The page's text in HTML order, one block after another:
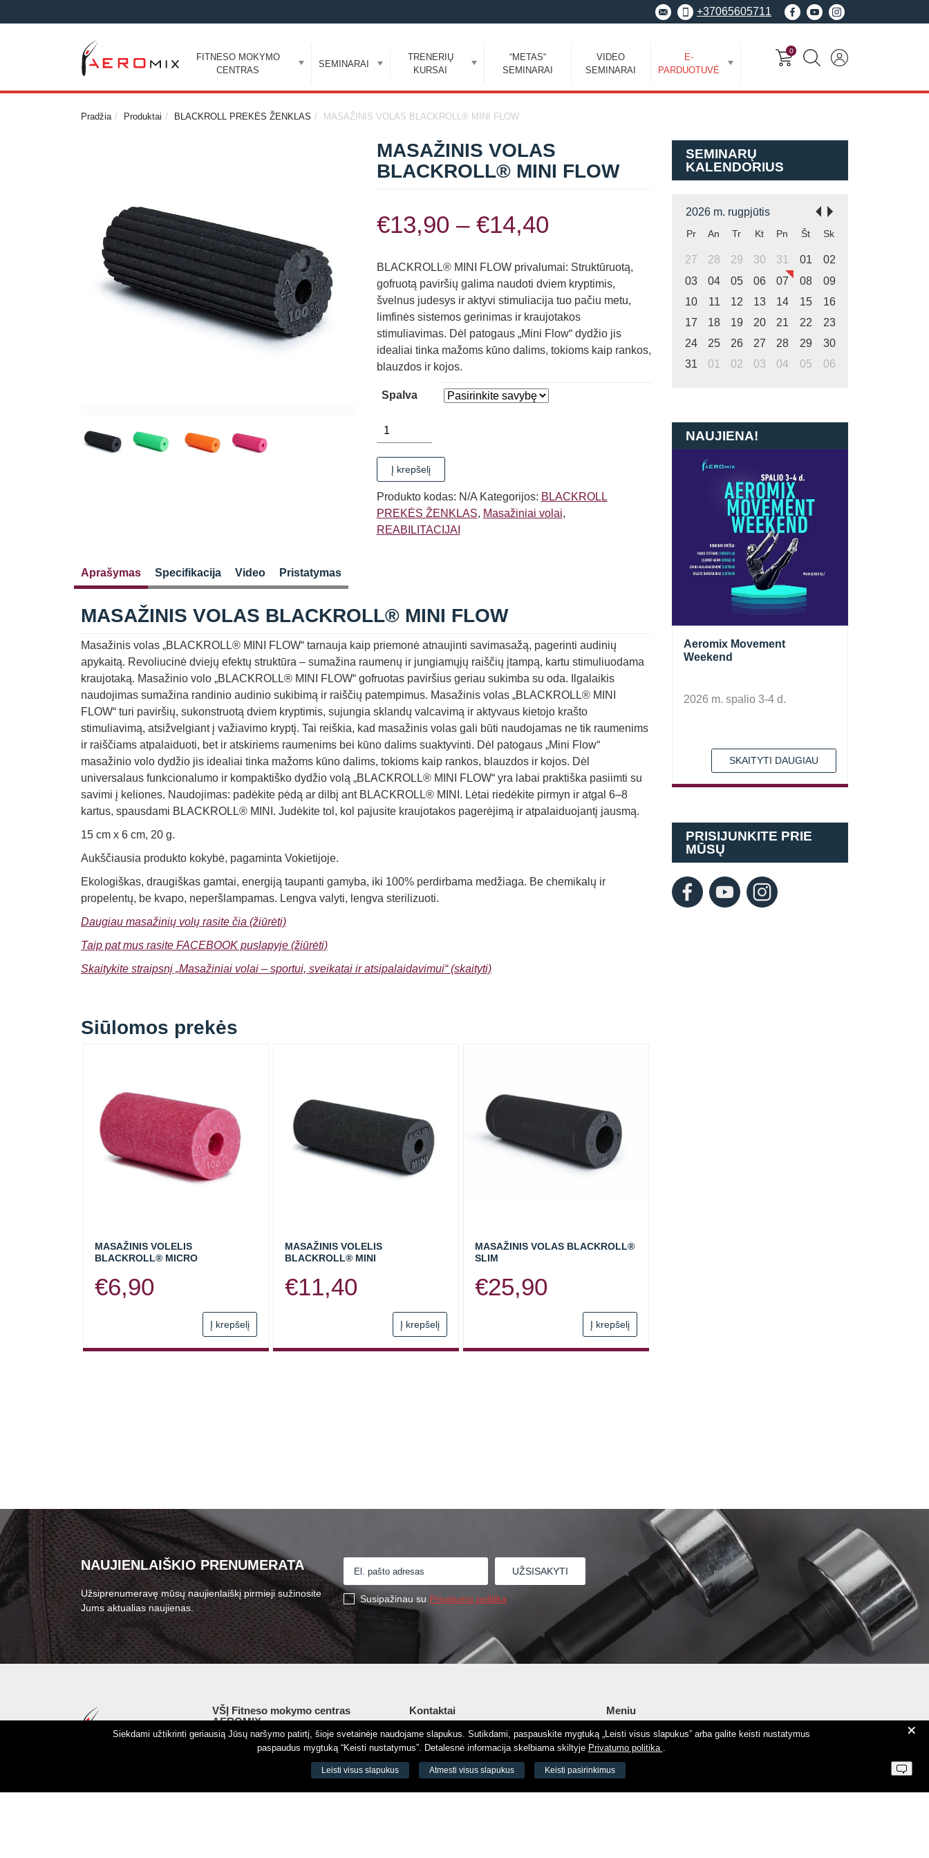
+37065605711
FITNESO MOKYMO
CENTRAS
SEMINARAI
TRENERIŲ
KURSAI
“METAS“
SEMINARAI
VIDEO
SEMINARAI
E-
PARDUOTUVĖ
0
Pradžia Produktai BLACKROLL PREKĖS ŽENKLAS MASAŽINIS VOLAS BLACKROLL® MINI FLOW
MASAŽINIS VOLAS
BLACKROLL® MINI FLOW
€13,90 – €14,40Price
range:
€13,90
through
BLACKROLL® MINI FLOW privalumai: Struktūruotą,
gofruotą paviršių galima naudoti dviem kryptimis,
švelnus judesys ir aktyvi stimuliacija tuo pačiu metu,
limfinės sistemos gerinimas ir kraujotakos
stimuliavimas. Dėl patogaus „Mini Flow“ dydžio jis
idealiai tinka mažoms kūno dalims, tokioms kaip rankos,
blauzdos ir kojos.
Spalva
produkto
kiekis:
MASAŽINIS
VOLAS
BLACKROLL®
MINI
FLOW
Į krepšelį
Produkto kodas: N/A Kategorijos: BLACKROLL
PREKĖS ŽENKLAS, Masažiniai volai,
REABILITACIJAI
Aprašymas Specifikacija Video Pristatymas
MASAŽINIS VOLAS BLACKROLL® MINI FLOW
Masažinis volas „BLACKROLL® MINI FLOW“ tarnauja kaip priemonė atnaujinti savimasažą, pagerinti audinių
apykaitą. Revoliucinė dviejų efektų struktūra – sumažina raumenų ir jungiamųjų raiščių įtampą, kartu stimuliuodama
kraujotaką. Masažinio volo „BLACKROLL® MINI FLOW“ gofruotas paviršius geriau sukimba su oda. Ilgalaikis
naudojimas sumažina randinio audinio sukibimą ir raiščių patempimus. Masažinis volas „BLACKROLL® MINI
FLOW“ turi paviršių, sukonstruotą dviem kryptimis, sujungia sklandų valcavimą ir aktyvaus kietojo krašto
stimuliavimą, atsižvelgiant į važiavimo kryptį. Tai reiškia, kad masažinis volas gali būti naudojamas ne tik raumenims
ir raiščiams atpalaiduoti, bet ir atskiriems raumenims bei kūno dalims suaktyvinti. Dėl patogaus „Mini Flow“
masažinio volo dydžio jis idealiai tinka mažoms kūno dalims, tokioms kaip rankos, blauzdos ir kojos. Dėl
universalaus funkcionalumo ir kompaktiško dydžio volą „BLACKROLL® MINI FLOW“ yra labai praktiška pasiimti su
savimi į keliones. Naudojimas: padėkite pėdą ar dilbį ant BLACKROLL® MINI. Lėtai riedėkite pirmyn ir atgal 6–8
kartus, spausdami BLACKROLL® MINI. Judėkite tol, kol pajusite kraujotakos pagerėjimą ir atpalaiduojantį jausmą.
15 cm x 6 cm, 20 g.
Aukščiausia produkto kokybė, pagaminta Vokietijoje.
Ekologiškas, draugiškas gamtai, energiją taupanti gamyba, iki 100% perdirbama medžiaga. Be chemikalų ir
propelentų, be kvapo, neperšlampamas. Lengva valyti, lengva sterilizuoti.
Daugiau masažinių volų rasite čia (žiūrėti)
Taip pat mus rasite FACEBOOK puslapyje (žiūrėti)
Skaitykite straipsnį „Masažiniai volai – sportui, sveikatai ir atsipalaidavimui“ (skaityti)
Siūlomos prekės
MASAŽINIS VOLELIS
BLACKROLL® MICRO
€6,90
Į krepšelį
MASAŽINIS VOLELIS
BLACKROLL® MINI
€11,40
Į krepšelį
MASAŽINIS VOLAS BLACKROLL®
SLIM
€25,90
Į krepšelį
SEMINARŲ
KALENDORIUS
2026 m. rugpjūtis
Pr An Tr Kt Pn Št Sk
27 28 29 30 31 01
02
03
04 05 06 07 08
09
10
11 12 13 14 15
16
17
18 19 20 21 22
23
24
25 26 27 28 29
30
31
01 02 03 04 05 06
NAUJIENA!
Aeromix Movement
Weekend
2026 m. spalio 3-4 d.
SKAITYTI DAUGIAU
PRISIJUNKITE PRIE
MŪSŲ
NAUJIENLAIŠKIO PRENUMERATA
Užsiprenumeravę mūsų naujienlaiškį pirmieji sužinosite
Jums aktualias naujienas.
Susipažinau su Privatumo politika
VŠĮ Fitneso mokymo centras
AEROMIX
Įm. k. 300034190
LT98 7300 0100 8525 8188
Swedbankas, banko kodas 73000
Kontaktai
Šv. Stepono g. 27C, Vilnius, Lietuva
+37060779864
Meniu
Apie Aeromix
Kontaktai
+
Siekdami užtikrinti geriausią Jūsų naršymo patirtį, šioje svetainėje naudojame slapukus. Sutikdami, paspauskite mygtuką „Leisti visus slapukus” arba galite keisti nustatymus
paspaudus mygtuką “Keisti nustatymus”. Detalesnė informacija skelbiama skiltyje Privatumo politika .
Leisti visus slapukus Atmesti visus slapukus Keisti pasirinkimus